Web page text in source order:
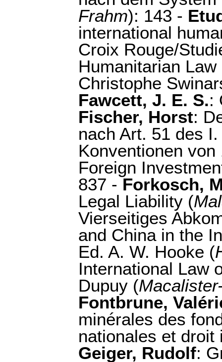
Frahm): 143 -
international
Croix Rouge/
Humanitarian
Christophe
Fawcett, J. E. S.:
Fischer, Horst:
nach Art. 51 des
Konventionen von
Foreign
837 - Forkosch,
Legal Liability (
Vierseitiges
and China in the
Ed. A. W. Hooke (
International Law
Dupuy (
Fontbrune,
minérales des
nationales et droit
Geiger, Rudolf: